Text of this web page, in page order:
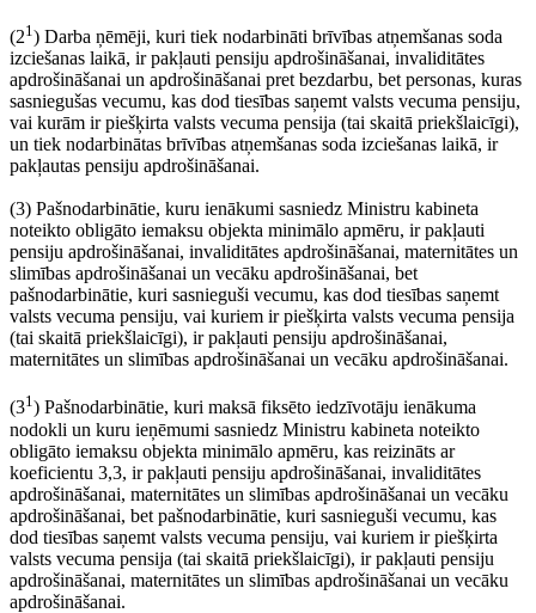
(21 ) Darba ņēmēji, kuri tiek nodarbināti brīvības atņemšanas soda
izciešanas laikā, ir pakļauti pensiju apdrošināšanai, invaliditātes
apdrošināšanai un apdrošināšanai pret bezdarbu, bet personas, kuras
sasniegušas vecumu, kas dod tiesības saņemt valsts vecuma pensiju,
vai kurām ir piešķirta valsts vecuma pensija (tai skaitā priekšlaicīgi),
un tiek nodarbinātas brīvības atņemšanas soda izciešanas laikā, ir
pakļautas pensiju apdrošināšanai.
(3) Pašnodarbinātie, kuru ienākumi sasniedz Ministru kabineta
noteikto obligāto iemaksu objekta minimālo apmēru, ir pakļauti
pensiju apdrošināšanai, invaliditātes apdrošināšanai, maternitātes un
slimības apdrošināšanai un vecāku apdrošināšanai, bet
pašnodarbinātie, kuri sasnieguši vecumu, kas dod tiesības saņemt
valsts vecuma pensiju, vai kuriem ir piešķirta valsts vecuma pensija
(tai skaitā priekšlaicīgi), ir pakļauti pensiju apdrošināšanai,
maternitātes un slimības apdrošināšanai un vecāku apdrošināšanai.
(31) Pašnodarbinātie, kuri maksā fiksēto iedzīvotāju ienākuma
nodokli un kuru ieņēmumi sasniedz Ministru kabineta noteikto
obligāto iemaksu objekta minimālo apmēru, kas reizināts ar
koeficientu 3,3, ir pakļauti pensiju apdrošināšanai, invaliditātes
apdrošināšanai, maternitātes un slimības apdrošināšanai un vecāku
apdrošināšanai, bet pašnodarbinātie, kuri sasnieguši vecumu, kas
dod tiesības saņemt valsts vecuma pensiju, vai kuriem ir piešķirta
valsts vecuma pensija (tai skaitā priekšlaicīgi), ir pakļauti pensiju
apdrošināšanai, maternitātes un slimības apdrošināšanai un vecāku
apdrošināšanai.